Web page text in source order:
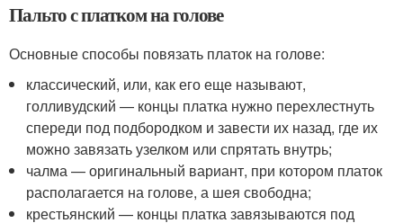
Пальто с платком на голове
Основные способы повязать платок на голове:
классический, или, как его еще называют,
голливудский — концы платка нужно перехлестнуть
спереди под подбородком и завести их назад, где их
можно завязать узелком или спрятать внутрь;
чалма — оригинальный вариант, при котором платок
располагается на голове, а шея свободна;
крестьянский — концы платка завязываются под